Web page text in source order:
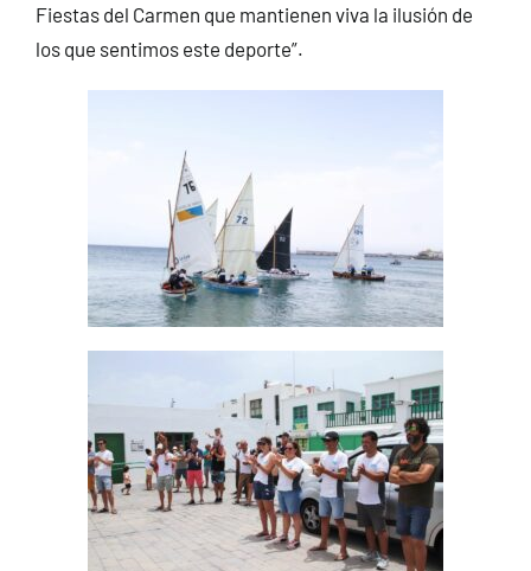
Fiestas del Carmen que mantienen viva la ilusión de
los que sentimos este deporte”.